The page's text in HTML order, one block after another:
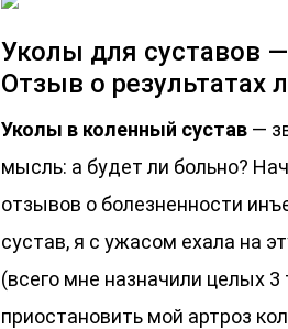
Уколы для суставов
Отзыв о результатах
Уколы в коленный сустав —
мысль: а будет ли больно?
отзывов о болезненности
сустав, я с ужасом ехала на
(всего мне назначили целых 3
приостановить мой артроз